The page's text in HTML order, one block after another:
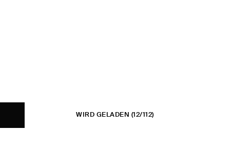
WIRD GELADEN (12/112)